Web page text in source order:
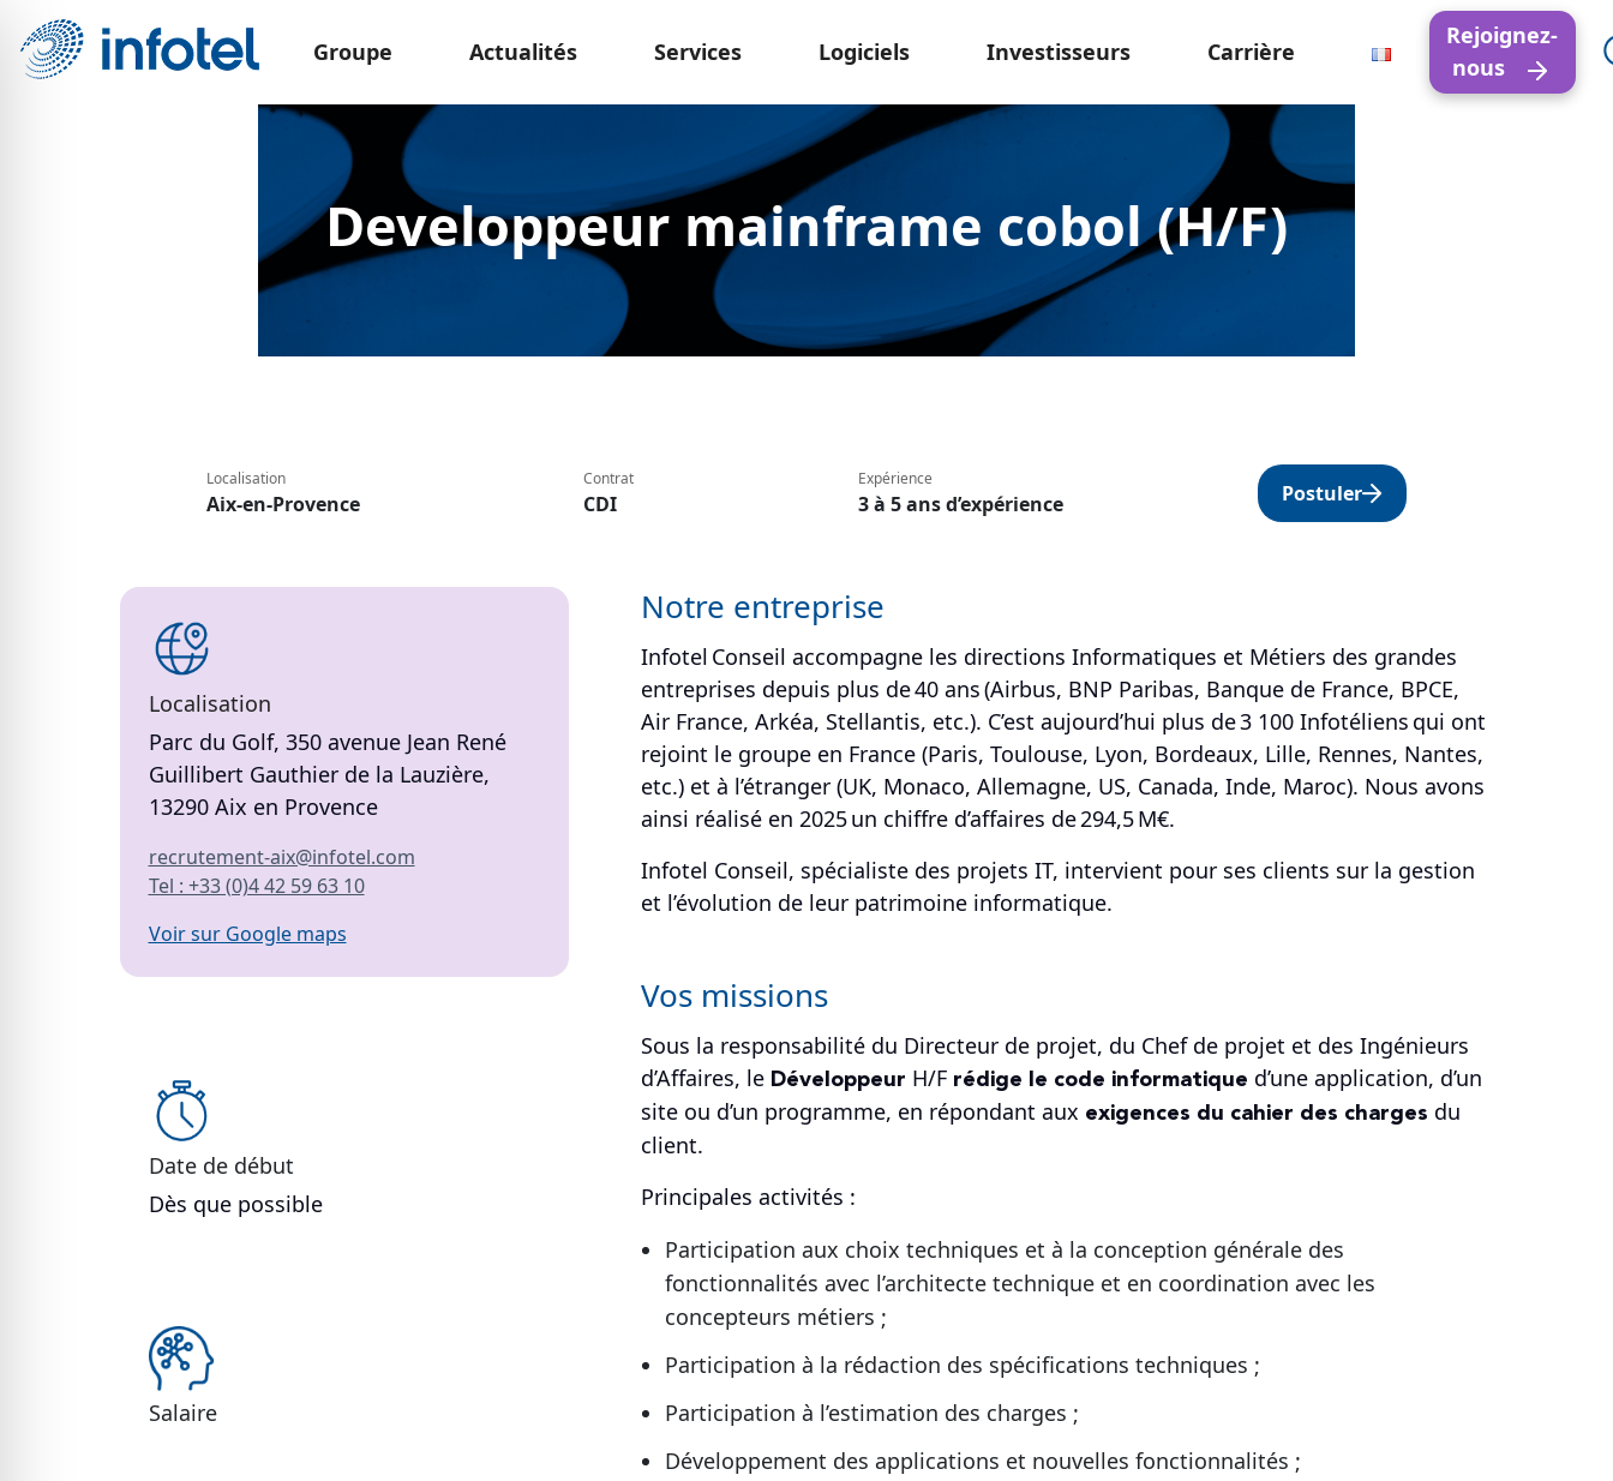
Groupe Actualités Services Logiciels Investisseurs Carrière
Rejoignez-
nous
Developpeur mainframe cobol (H/F)
Localisation
Aix-en-Provence
Contrat
CDI
Expérience
3 à 5 ans d’expérience Postuler
Localisation
Parc du Golf, 350 avenue Jean René
Guillibert Gauthier de la Lauzière,
13290 Aix en Provence
recrutement-aix@infotel.com
Tel : +33 (0)4 42 59 63 10
Voir sur Google maps
Date de début
Dès que possible
Salaire
Notre entreprise
Infotel Conseil accompagne les directions Informatiques et Métiers des grandes
entreprises depuis plus de 40 ans (Airbus, BNP Paribas, Banque de France, BPCE,
Air France, Arkéa, Stellantis, etc.). C’est aujourd’hui plus de 3 100 Infotéliens qui ont
rejoint le groupe en France (Paris, Toulouse, Lyon, Bordeaux, Lille, Rennes, Nantes,
etc.) et à l’étranger (UK, Monaco, Allemagne, US, Canada, Inde, Maroc). Nous avons
ainsi réalisé en 2025 un chiffre d’affaires de 294,5 M€.
Infotel Conseil, spécialiste des projets IT, intervient pour ses clients sur la gestion
et l’évolution de leur patrimoine informatique.
Vos missions
Sous la responsabilité du Directeur de projet, du Chef de projet et des Ingénieurs
d’Affaires, le Développeur H/F rédige le code informatique d’une application, d’un
site ou d’un programme, en répondant aux exigences du cahier des charges du
client.
Principales activités :
Participation aux choix techniques et à la conception générale des
fonctionnalités avec l’architecte technique et en coordination avec les
concepteurs métiers ;
Participation à la rédaction des spécifications techniques ;
Participation à l’estimation des charges ;
Développement des applications et nouvelles fonctionnalités ;